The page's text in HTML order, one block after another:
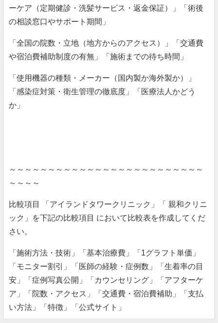
ーケア（定期健診・洗髪サービス・返金保証）」「術後
の相談窓口やサポート期間」
「全国の院数・立地（地方からのアクセス）」「交通費
や宿泊費補助制度の有無」「施術までの待ち時間」
「使用機器の種類・メーカー（国内製か海外製か）」
「感染症対策・衛生管理の徹底度」「医療法人かどう
か」
～～～～～～～～～～～～～～～～～～～～～～～～～
～～～～
比較項目 「アイランドタワークリニック」「 親和クリニ
ック」を下記の比較項目 において比較表を作成してくだ
さい。
「施術方法・技術」「基本治療費」「1グラフト単価」
「モニター割引」「医師の経験・症例数」「生着率の目
安」「症例写真公開」「カウンセリング」「アフターケ
ア」「院数・アクセス」「交通費・宿泊費補助」「支払
い方法」「特徴」「公式サイト」